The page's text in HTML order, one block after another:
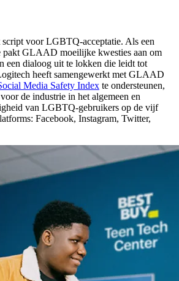
voor LGBTQ-acceptatie. Als een
pakt GLAAD moeilijke kwesties aan om
een dialoog uit te lokken die leidt tot
heeft samengewerkt met GLAAD
Media Safety Index te ondersteunen,
de industrie in het algemeen en
van LGBTQ-gebruikers op de vijf
Facebook, Instagram, Twitter,